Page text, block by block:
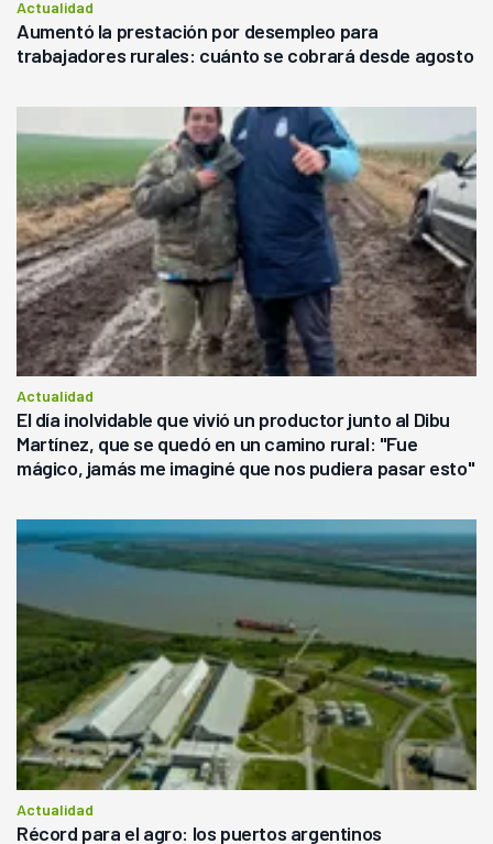
Actualidad
Aumentó la prestación por desempleo para
trabajadores rurales: cuánto se cobrará desde agosto
Actualidad
El día inolvidable que vivió un productor junto al Dibu
Martínez, que se quedó en un camino rural: "Fue
mágico, jamás me imaginé que nos pudiera pasar esto"
Actualidad
Récord para el agro: los puertos argentinos